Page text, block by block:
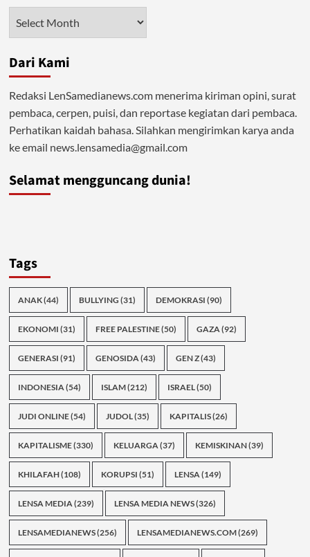
Dari Kami
Redaksi LenSamedianews.com menerima kiriman opini, surat
pembaca, cerpen, puisi, dan reportase kegiatan dari pembaca.
Perhatikan kaidah bahasa. Silahkan mengirimkan karya anda
ke email news.lensamedia@gmail.com
Selamat mengguncang dunia!
Tags
ANAK(44) BULLYING (31) DEMOKRASI (90)
EKONOMI (31) FREE PALESTINE(50) GAZA(92)
GENERASI (91) GENOSIDA(43) GEN Z(43)
INDONESIA(54) ISLAM(212) ISRAEL(50)
JUDI ONLINE(54) JUDOL(35) KAPITALIS(26)
KAPITALISME(330) KELUARGA(37) KEMISKINAN(39)
KHILAFAH(108) KORUPSI (51) LENSA(149)
LENSA MEDIA(239) LENSA MEDIA NEWS(326)
LENSAMEDIANEWS(256) LENSAMEDIANEWS.COM(269)